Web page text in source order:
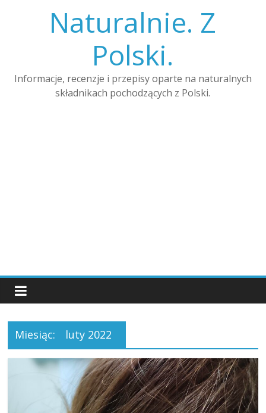
Naturalnie. Z
Polski.
Informacje, recenzje i przepisy oparte na naturalnych
składnikach pochodzących z Polski.
Miesiąc: luty 2022